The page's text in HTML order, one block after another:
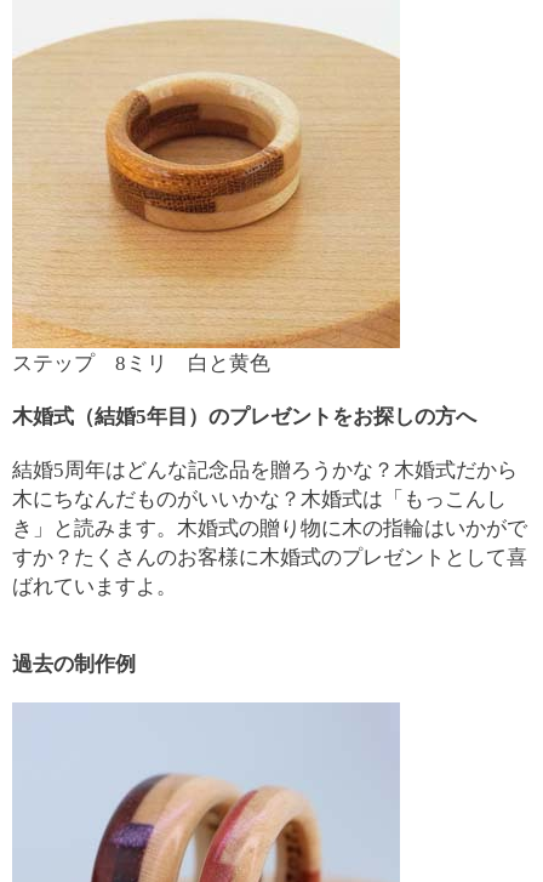
ステップ 8ミリ 白と黄色
木婚式（結婚5年目）のプレゼントをお探しの方へ
結婚5周年はどんな記念品を贈ろうかな？木婚式だから
木にちなんだものがいいかな？木婚式は「もっこんし
き」と読みます。木婚式の贈り物に木の指輪はいかがで
すか？たくさんのお客様に木婚式のプレゼントとして喜
ばれていますよ。
過去の制作例